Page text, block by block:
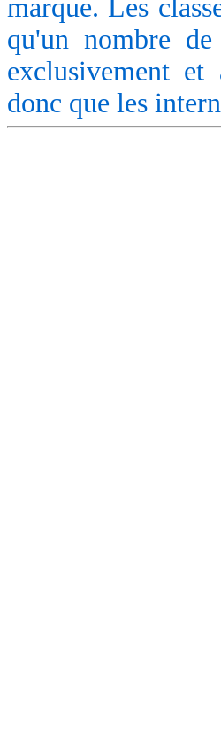
marque. Les
qu'un nombre
exclusivement et
donc que les